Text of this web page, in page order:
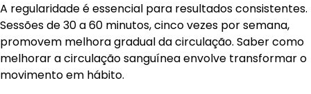
A regularidade é essencial para resultados consistentes.
Sessões de 30 a 60 minutos, cinco vezes por semana,
promovem melhora gradual da circulação. Saber como
melhorar a circulação sanguínea envolve transformar o
movimento em hábito.